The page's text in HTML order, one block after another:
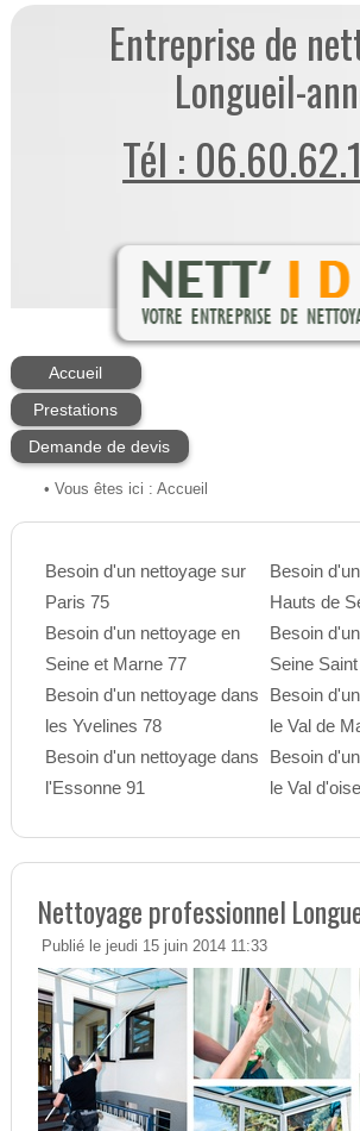
Entreprise de
Longueil-
Tél :
Accueil
Prestations
Demande de devis
• Vous êtes ici : Accueil
Besoin d'un nettoyage sur
Paris 75
Besoin d'un nettoyage en
Seine et Marne 77
Besoin d'un nettoyage dans
les Yvelines 78
Besoin d'un nettoyage dans
l'Essonne 91
Besoin
Hauts de
Besoin
Seine
Besoin
le Val de
Besoin
le Val
Nettoyage professionnel
Publié le jeudi 15 juin 2014 11:33